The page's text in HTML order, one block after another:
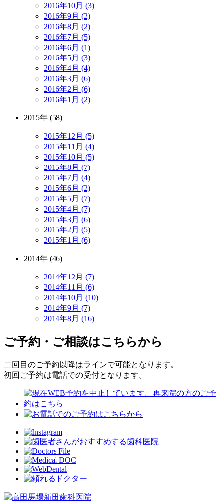
2016年10月 (3)
2016年9月 (2)
2016年8月 (2)
2016年7月 (5)
2016年6月 (1)
2016年5月 (3)
2016年4月 (4)
2016年3月 (6)
2016年2月 (6)
2016年1月 (2)
2015年 (58)
2015年12月 (5)
2015年11月 (4)
2015年10月 (5)
2015年8月 (7)
2015年7月 (4)
2015年6月 (2)
2015年5月 (7)
2015年4月 (7)
2015年3月 (6)
2015年2月 (5)
2015年1月 (6)
2014年 (46)
2014年12月 (7)
2014年11月 (6)
2014年10月 (10)
2014年9月 (7)
2014年8月 (16)
ご予約・ご相談はこちらから
二回目のご予約以降はラインで可能となります。
初回ご予約は電話での受付となります。